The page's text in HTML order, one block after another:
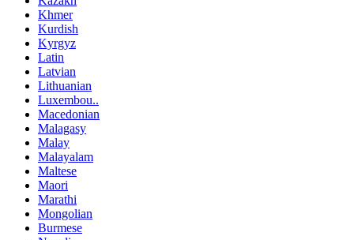
Khmer
Kurdish
Kyrgyz
Latin
Latvian
Lithuanian
Luxembou..
Macedonian
Malagasy
Malay
Malayalam
Maltese
Maori
Marathi
Mongolian
Burmese